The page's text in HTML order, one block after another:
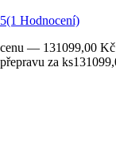
5(1 Hodnocení)
cenu — 131099,00 Kč
přepravu za ks